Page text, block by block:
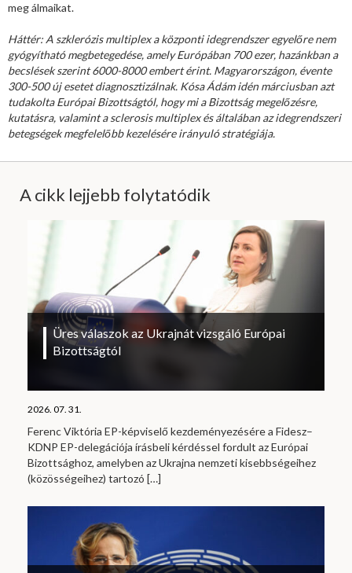
meg álmaikat.
Háttér: A szklerózis multiplex a központi idegrendszer egyelőre nem
gyógyítható megbetegedése, amely Európában 700 ezer, hazánkban a
becslések szerint 6000-8000 embert érint. Magyarországon, évente
300-500 új esetet diagnosztizálnak. Kósa Ádám idén márciusban azt
tudakolta Európai Bizottságtól, hogy mi a Bizottság megelőzésre,
kutatásra, valamint a sclerosis multiplex és általában az idegrendszeri
betegségek megfelelőbb kezelésére irányuló stratégiája.
A cikk lejjebb folytatódik
Üres válaszok az Ukrajnát vizsgáló Európai
Bizottságtól
2026. 07. 31.
Ferenc Viktória EP-képviselő kezdeményezésére a Fidesz–
KDNP EP-delegációja írásbeli kérdéssel fordult az Európai
Bizottsághoz, amelyben az Ukrajna nemzeti kisebbségeihez
(közösségeihez) tartozó […]